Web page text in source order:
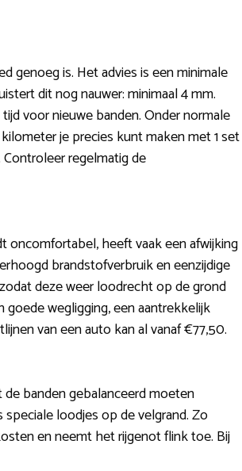
genoeg is. Het advies is een minimale
dit nog nauwer: minimaal 4 mm.
voor nieuwe banden. Onder normale
je precies kunt maken met 1 set
regelmatig de
oncomfortabel, heeft vaak een afwijking
brandstofverbruik en eenzijdige
deze weer loodrecht op de grond
wegligging, een aantrekkelijk
van een auto kan al vanaf €77,50.
banden gebalanceerd moeten
loodjes op de velgrand. Zo
en neemt het rijgenot flink toe. Bij